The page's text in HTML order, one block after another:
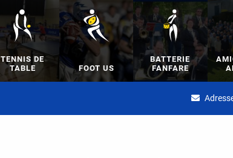
TENNIS DE
TABLE
FOOT US
BATTERIE
FANFARE